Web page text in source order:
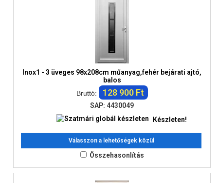
Inox1 - 3 üveges 98x208cm műanyag,fehér bejárati ajtó,
balos
Bruttó:
128 900 Ft
SAP: 4430049
Készleten!
Válasszon a lehetőségek közül
Összehasonlítás